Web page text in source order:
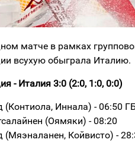
матче в рамках
всухую обыграла Италию.
- Италия 3:0 (2:0, 1:0, 0:0)
(Контиола, Иннала) - 06:50
(Оямяки) - 08:20
(Мяэналанен, Койвисто) -